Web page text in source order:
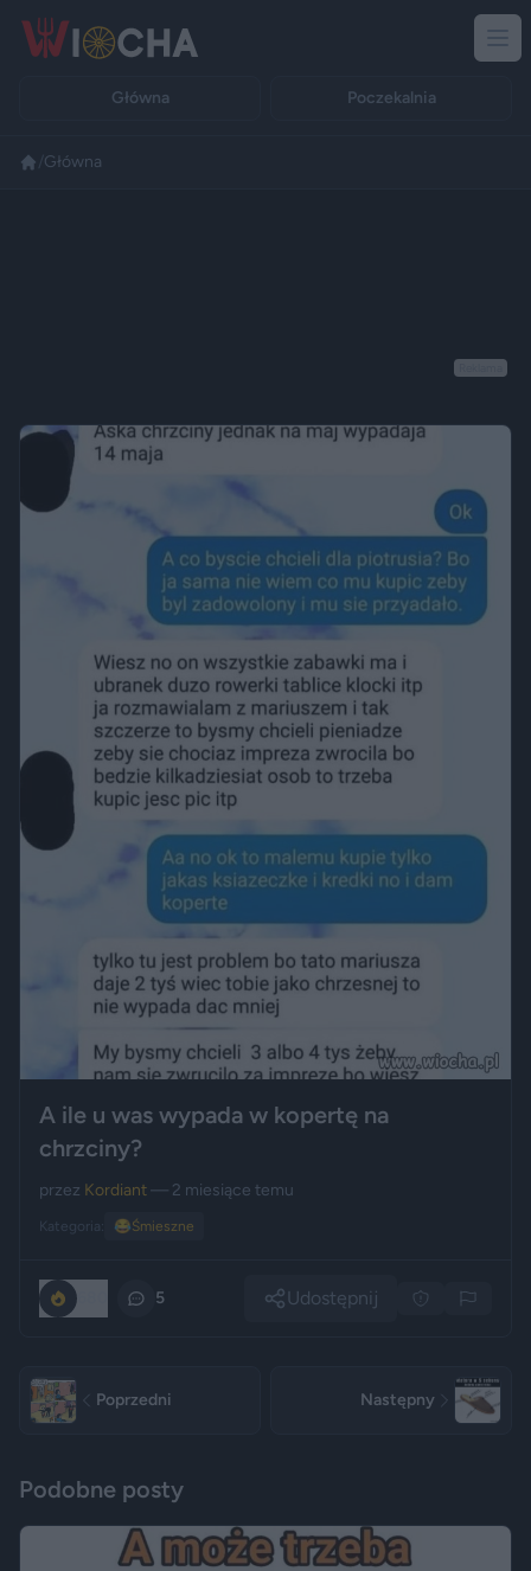
Główna Poczekalnia
Główna
A ile u was wypada w kopertę na
chrzciny?
przez Kordiant— 2 miesiące temu
Kategoria: 😂Śmieszne
5 Udostępnij
Poprzedni Następny
Podobne posty